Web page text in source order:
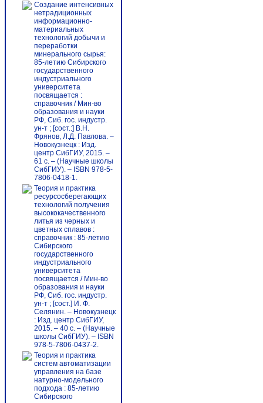
Создание интенсивных
нетрадиционных
информационно-
материальных
технологий добычи и
переработки
минерального сырья:
85-летию Сибирского
государственного
индустриального
университета
посвящается :
справочник / Мин-во
образования и науки
РФ, Сиб. гос. индустр.
ун-т ; [сост.:] В.Н.
Фрянов, Л.Д. Павлова. –
Новокузнецк : Изд.
центр СибГИУ, 2015. –
61 с. – (Научные школы
СибГИУ). – ISBN 978-5-
7806-0418-1.
Теория и практика
ресурсосберегающих
технологий получения
высококачественного
литья из черных и
цветных сплавов :
справочник : 85-летию
Сибирского
государственного
индустриального
университета
посвящается / Мин-во
образования и науки
РФ, Сиб. гос. индустр.
ун-т ; [сост.] И. Ф.
Селянин. – Новокузнецк
: Изд. центр СибГИУ,
2015. – 40 с. – (Научные
школы СибГИУ). – ISBN
978-5-7806-0437-2.
Теория и практика
систем автоматизации
управления на базе
натурно-модельного
подхода : 85-летию
Сибирского